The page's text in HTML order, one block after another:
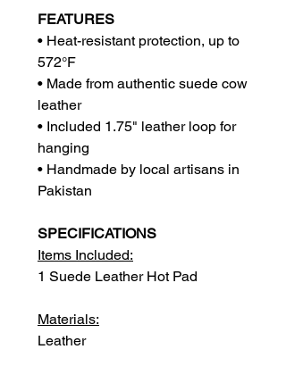
FEATURES
• Heat-resistant protection, up to
572°F
• Made from authentic suede cow
leather
• Included 1.75" leather loop for
hanging
• Handmade by local artisans in
Pakistan
SPECIFICATIONS
Items Included:
1 Suede Leather Hot Pad
Materials:
Leather